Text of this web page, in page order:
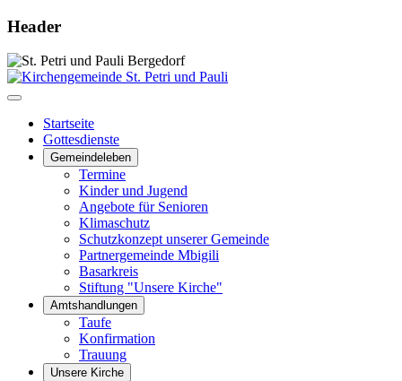
Header
Startseite
Gottesdienste
Gemeindeleben
Termine
Kinder und Jugend
Angebote für Senioren
Klimaschutz
Schutzkonzept unserer Gemeinde
Partnergemeinde Mbigili
Basarkreis
Stiftung "Unsere Kirche"
Amtshandlungen
Taufe
Konfirmation
Trauung
Unsere Kirche